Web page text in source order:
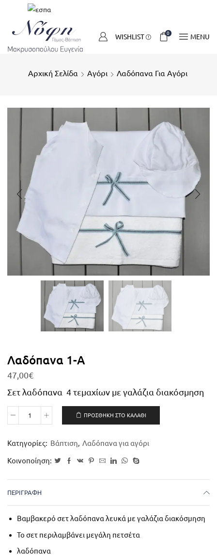
WISHLIST 0 MENU
Αρχική Σελίδα Αγόρι Λαδόπανα Για Αγόρι
Λαδόπανα 1-Α
47,00€
Σετ λαδόπανα 4 τεμαχίων με γαλάζια διακόσμηση
ΠΡΟΣΘΉΚΗ ΣΤΟ ΚΑΛΆΘΙ
Κατηγορίες: Βάπτιση, Λαδόπανα για αγόρι
Κοινοποίηση:
ΠΕΡΙΓΡΑΦΉ
Βαμβακερό σετ λαδόπανα λευκά με γαλάζια διακόσμηση
Το σετ περιλαμβάνει μεγάλη πετσέτα
λαδόπανα